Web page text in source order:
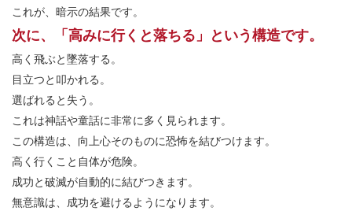
これが、暗示の結果です。
次に、「高みに行くと落ちる」という構造です。
高く飛ぶと墜落する。
目立つと叩かれる。
選ばれると失う。
これは神話や童話に非常に多く見られます。
この構造は、向上心そのものに恐怖を結びつけます。
高く行くこと自体が危険。
成功と破滅が自動的に結びつきます。
無意識は、成功を避けるようになります。